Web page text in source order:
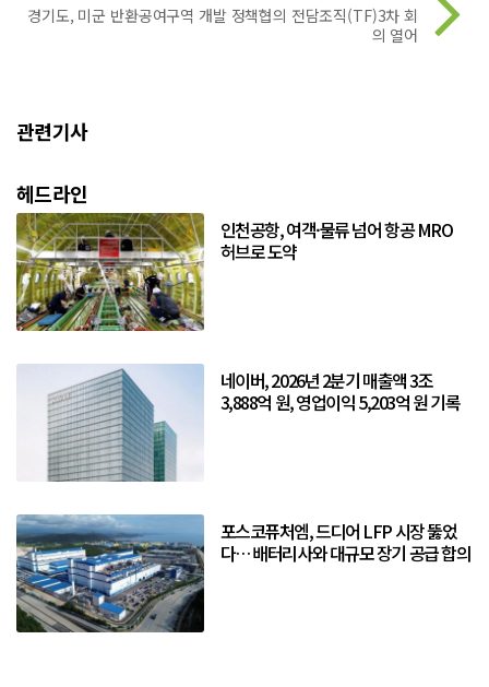
경기도, 미군 반환공여구역 개발 정책협의 전담조직(TF)3차 회
의 열어
관련기사
헤드라인
인천공항, 여객·물류 넘어 항공 MRO
허브로 도약
네이버, 2026년 2분기 매출액 3조
3,888억 원, 영업이익 5,203억 원 기록
포스코퓨처엠, 드디어 LFP 시장 뚫었
다… 배터리사와 대규모 장기 공급 합의